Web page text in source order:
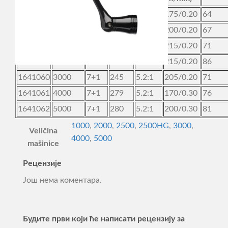
7+1 224 5.2:1 175/0.20
64
238 5.2:1 200/0.20
67
215/0.20
71
215/0.20
86
1641060 3000 7+1 245 5.2:1 205/0.20
71
1641061
4000 7+1 279 5.2:1 170/0.30
76
1641062 5000 7+1 280 5.2:1 200/0.30 81
Veličina
mašinice
1000, 2000, 2500, 2500HG, 3000,
4000, 5000
Рецензије
Још нема коментара.
Будите први који ће написати рецензију за